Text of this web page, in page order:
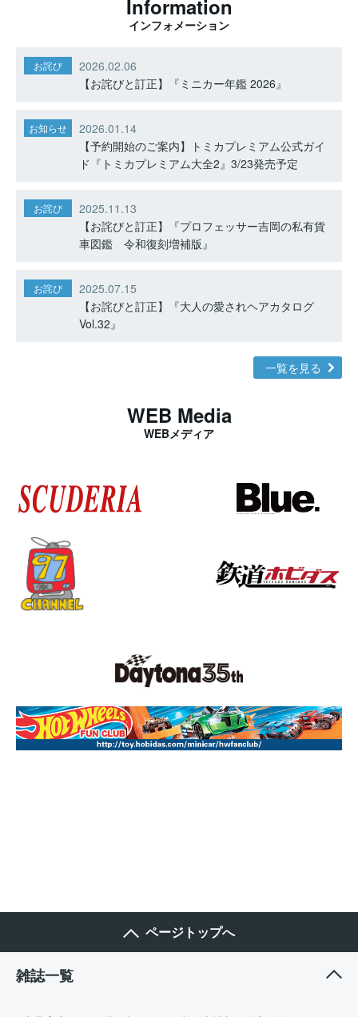
Information
インフォメーション
お詫び
2026.02.06
【お詫びと訂正】『ミニカー年鑑 2026』
お知らせ
2026.01.14
【予約開始のご案内】トミカプレミアム公式ガイ
ド『トミカプレミアム大全2』3/23発売予定
お詫び
2025.11.13
【お詫びと訂正】『プロフェッサー吉岡の私有貨
車図鑑 令和復刻増補版』
お詫び
2025.07.15
【お詫びと訂正】『大人の愛されヘアカタログ
Vol.32』
一覧を見る
WEB Media
WEBメディア
ページトップへ
雑誌一覧